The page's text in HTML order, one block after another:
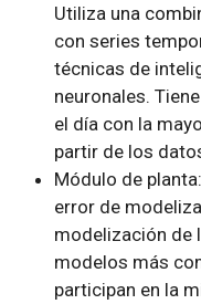
Utiliza una
con series
técnicas de
neuronales.
el día con la
partir de los
Módulo de
error de
modelización de
modelos más
participan en la